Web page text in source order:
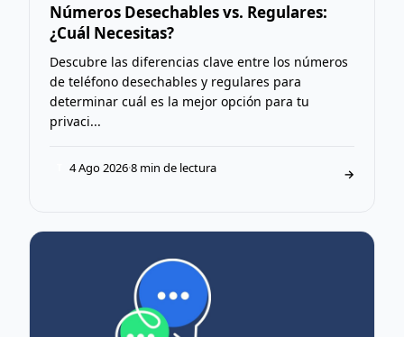
Números Desechables vs. Regulares:
¿Cuál Necesitas?
Descubre las diferencias clave entre los números
de teléfono desechables y regulares para
determinar cuál es la mejor opción para tu
privaci...
4 Ago 2026·8 min de lectura →